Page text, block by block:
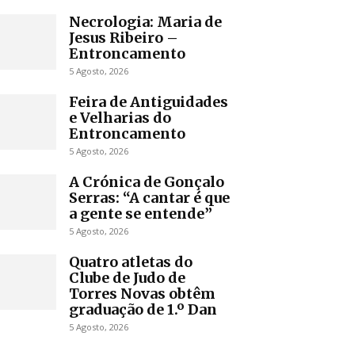
Necrologia: Maria de
Jesus Ribeiro –
Entroncamento
5 Agosto, 2026
Feira de Antiguidades
e Velharias do
Entroncamento
5 Agosto, 2026
A Crónica de Gonçalo
Serras: “A cantar é que
a gente se entende”
5 Agosto, 2026
Quatro atletas do
Clube de Judo de
Torres Novas obtêm
graduação de 1.º Dan
5 Agosto, 2026